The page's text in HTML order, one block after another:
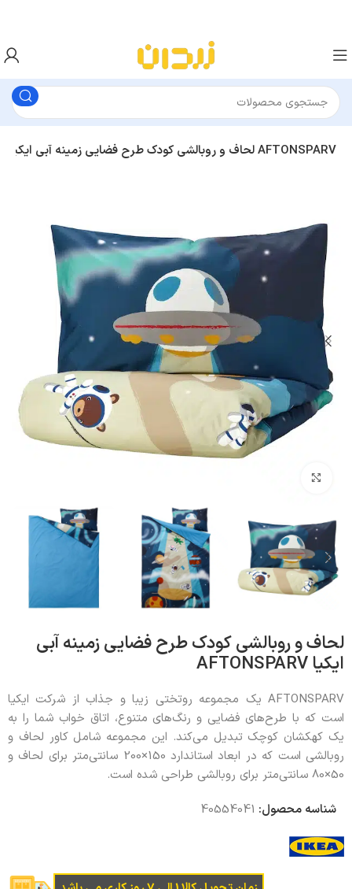
لحاف و روبالشی کودک طرح فضایی زمینه آبی ایکیا AFTONSPARV
لحاف و روبالشی کودک طرح فضایی زمینه آبی
ایکیا AFTONSPARV
AFTONSPARV یک مجموعه روتختی زیبا و جذاب از شرکت ایکیا
است که با طرح‌های فضایی و رنگ‌های متنوع، اتاق خواب شما را به
یک کهکشان کوچک تبدیل می‌کند. این مجموعه شامل کاور لحاف و
روبالشی است که در ابعاد استاندارد 150×200 سانتی‌متر برای لحاف و
50×80 سانتی‌متر برای روبالشی طراحی شده است.
شناسه محصول: 40554041